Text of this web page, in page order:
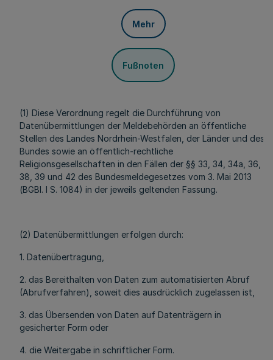
Mehr
Fußnoten
(1) Diese Verordnung regelt die Durchführung von
Datenübermittlungen der Meldebehörden an öffentliche
Stellen des Landes Nordrhein-Westfalen, der Länder und des
Bundes sowie an öffentlich-rechtliche
Religionsgesellschaften in den Fällen der §§ 33, 34, 34a, 36,
38, 39 und 42 des Bundesmeldegesetzes vom 3. Mai 2013
(BGBl. I S. 1084) in der jeweils geltenden Fassung.
(2) Datenübermittlungen erfolgen durch:
1. Datenübertragung,
2. das Bereithalten von Daten zum automatisierten Abruf
(Abrufverfahren), soweit dies ausdrücklich zugelassen ist,
3. das Übersenden von Daten auf Datenträgern in
gesicherter Form oder
4. die Weitergabe in schriftlicher Form.